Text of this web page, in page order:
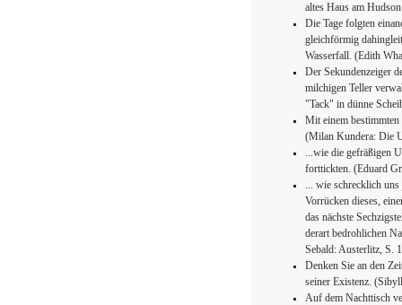
altes Haus am
Die Tage folgten
gleichförmig
Wasserfall. (Edith
Der Sekundenzeiger
milchigen Teller
"Tack" in dünne
Mit einem bestimmten
(Milan Kundera: Die
...wie die gefräßigen
forttickten. (Eduard
... wie schrecklich uns
Vorrücken dieses,
das nächste
derart bedrohlichen
Sebald: Austerlitz, S.
Denken Sie an den
seiner Existenz.
Auf dem Nachttisch